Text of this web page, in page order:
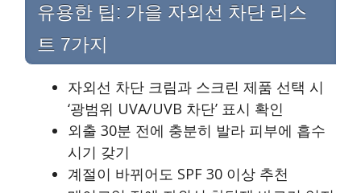
유용한 팁: 가을 자외선 차단 리스
트 7가지
자외선 차단 크림과 스크린 제품 선택 시
‘광범위 UVA/UVB 차단’ 표시 확인
외출 30분 전에 충분히 발라 피부에 흡수
시기 갖기
계절이 바뀌어도 SPF 30 이상 추천